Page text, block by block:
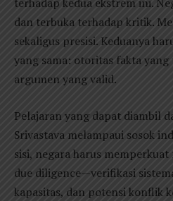
dan terbuka terhadap kritik.
sekaligus presisi. Keduanya
yang sama: otoritas fakta
argumen yang valid.
Pelajaran yang dapat diambil
Srivastava melampaui sosok
sisi, negara harus
due diligence—verifikasi
kapasitas, dan potensi konflik